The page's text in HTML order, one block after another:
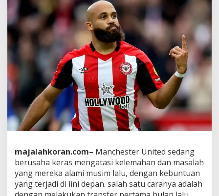
e
d
M
a
u
R
e
k
u
t
B
r
y
n
b
e
u
m
majalahkoran.com– Manchester United sedang
berusaha keras mengatasi kelemahan dan masalah
yang mereka alami musim lalu, dengan kebuntuan
yang terjadi di lini depan. salah satu caranya adalah